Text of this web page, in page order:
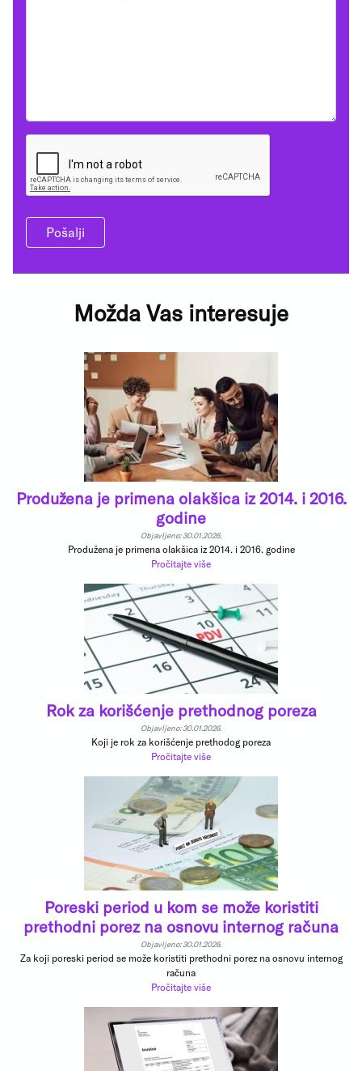
Pošalji
Možda Vas interesuje
Produžena je primena olakšica iz 2014. i 2016.
godine
Objavljeno: 30.01.2026.
Produžena je primena olakšica iz 2014. i 2016. godine
Pročitajte više
Rok za korišćenje prethodnog poreza
Objavljeno: 30.01.2026.
Koji je rok za korišćenje prethodog poreza
Pročitajte više
Poreski period u kom se može koristiti
prethodni porez na osnovu internog računa
Objavljeno: 30.01.2026.
Za koji poreski period se može koristiti prethodni porez na osnovu internog
računa
Pročitajte više